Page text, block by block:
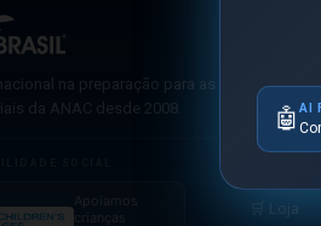
na preparação para as
da ANAC desde 2008.
Apoiamos
📋 Pré-
🎬 🤖 AI